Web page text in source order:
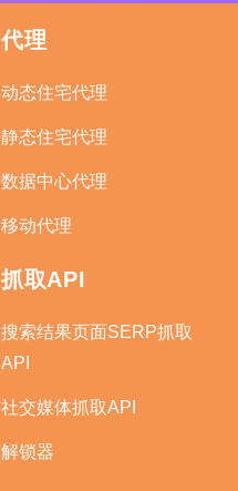
代理
动态住宅代理
静态住宅代理
数据中心代理
移动代理
抓取API
搜索结果页面SERP抓取
API
社交媒体抓取API
解锁器